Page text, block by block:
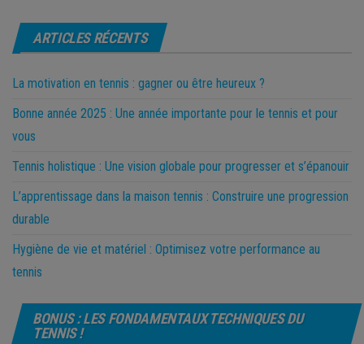
ARTICLES RÉCENTS
La motivation en tennis : gagner ou être heureux ?
Bonne année 2025 : Une année importante pour le tennis et pour
vous
Tennis holistique : Une vision globale pour progresser et s’épanouir
L’apprentissage dans la maison tennis : Construire une progression
durable
Hygiène de vie et matériel : Optimisez votre performance au
tennis
BONUS : LES FONDAMENTAUX TECHNIQUES DU
TENNIS !